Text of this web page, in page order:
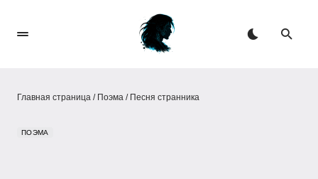
Главная страница / Поэма / Песня странника
ПОЭМА